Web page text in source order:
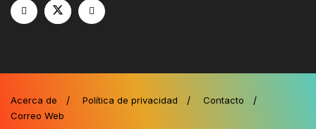
Acerca de Política de privacidad
Contacto
Correo Web